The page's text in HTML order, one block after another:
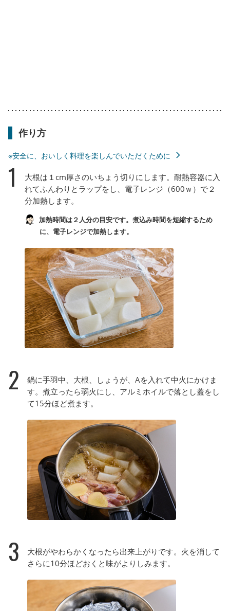
作り方
※安全に、おいしく料理を楽しんでいただくために
1
大根は１cm厚さのいちょう切りにします。耐熱容器に入
れてふんわりとラップをし、電子レンジ（600ｗ）で２
分加熱します。
加熱時間は２人分の目安です。煮込み時間を短縮するため
に、電子レンジで加熱します。
2
鍋に手羽中、大根、しょうが、Aを入れて中火にかけま
す。煮立ったら弱火にし、アルミホイルで落とし蓋をし
て15分ほど煮ます。
3
大根がやわらかくなったら出来上がりです。火を消して
さらに10分ほどおくと味がよりしみます。